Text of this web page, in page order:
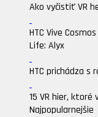
Ako vyčistiť VR
HTC Vive
Life: Alyx
HTC prichádza s
15 VR hier, ktoré
Najpopularnejšie